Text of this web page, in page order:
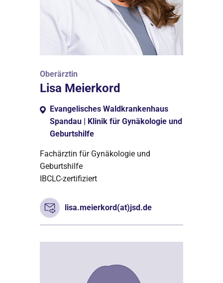
Oberärztin
Lisa Meierkord
Evangelisches Waldkrankenhaus
Spandau | Klinik für Gynäkologie und
Geburtshilfe
Fachärztin für Gynäkologie und
Geburtshilfe
IBCLC-zertifiziert
lisa.meierkord(at)jsd.de